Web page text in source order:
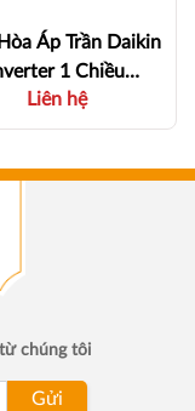
Áp Trần Daikin
1 Chiều
13.000BTU
RZFC40D
Chiều
Liên hệ
chúng tôi
Gửi